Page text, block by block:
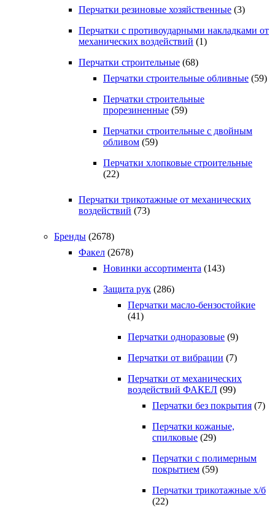
Перчатки резиновые хозяйственные (3)
Перчатки с противоударными накладками от
механических воздействий (1)
Перчатки строительные (68)
Перчатки строительные обливные (59)
Перчатки строительные
прорезиненные (59)
Перчатки строительные с двойным
обливом (59)
Перчатки хлопковые строительные
(22)
Перчатки трикотажные от механических
воздействий (73)
Бренды (2678)
Факел (2678)
Новинки ассортимента (143)
Защита рук (286)
Перчатки масло-бензостойкие
(41)
Перчатки одноразовые (9)
Перчатки от вибрации (7)
Перчатки от механических
воздействий ФАКЕЛ (99)
Перчатки без покрытия (7)
Перчатки кожаные,
спилковые (29)
Перчатки с полимерным
покрытием (59)
Перчатки трикотажные х/б
(22)